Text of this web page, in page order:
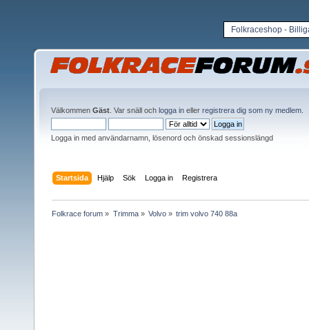
Folkraceshop -
Välkommen Gäst . Var snäll och logga in eller registrera dig som ny medlem
Logga in med användarnamn, lösenord och önskad sessionslängd
Startsida Hjälp Sök Logga in Registrera
Folkrace forum » Trimma» Volvo» trim volvo 740 88a